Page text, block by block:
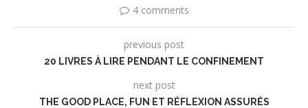
4 comments
previous post
20 LIVRES À LIRE PENDANT LE CONFINEMENT
next post
THE GOOD PLACE, FUN ET RÉFLEXION ASSURÉS